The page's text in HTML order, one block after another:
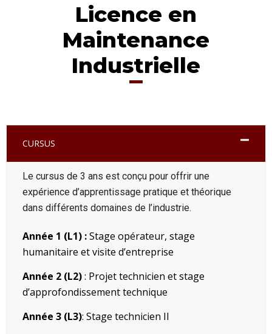
Licence en
Maintenance
Industrielle
CURSUS
Le cursus de 3 ans est conçu pour offrir une
expérience d’apprentissage pratique et théorique
dans différents domaines de l’industrie.
Année 1 (L1) :Stage opérateur, stage
humanitaire et visite d’entreprise
Année 2 (L2): Projet technicien et stage
d’approfondissement technique
Année 3 (L3): Stage technicien II